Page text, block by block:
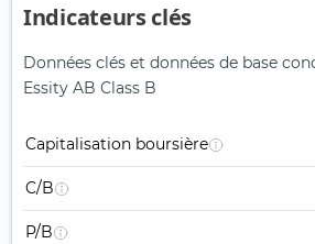
Indicateurs clés
Données clés et données de base
Essity AB Class B
Capitalisation boursière
C/B
P/B